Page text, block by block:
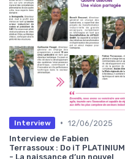
Interview • 12/06/2025
Interview de Fabien
Terrassoux : Do iT PLATINIUM
- La naissance d’un nouvel